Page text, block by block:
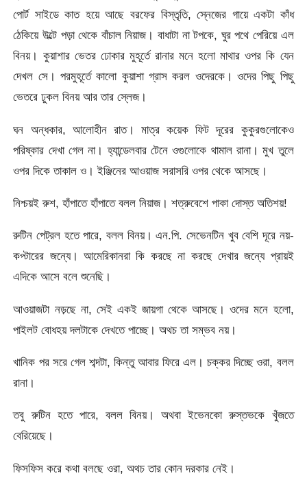
পোর্ট সাইডে কাত হয়ে আছে বরফের বিস্তৃতি, স্নেজের গায়ে একটা কাঁধ
ঠেকিয়ে উল্টে পড়া থেকে বাঁচাল নিয়াজ। বাধাটা না টপকে, ঘুর পথে পেরিয়ে এল
বিনয়। কুয়াশার ভেতর ঢোকার মুহূর্তে রানার মনে হলো মাথার ওপর কি যেন
দেখল সে। পরমুহূর্তে কালো কুয়াশা গ্রাস করল ওদেরকে। ওদের পিছু পিছু
ভেতরে ঢুকল বিনয় আর তার স্লেজ।
ঘন অন্ধকার, আলোহীন রাত। মাত্র কয়েক ফিট দূরের কুকুরগুলোকেও
পরিষ্কার দেখা গেল না। হ্যান্ডেলবার টেনে ওগুলোকে থামাল রানা। মুখ তুলে
ওপর দিকে তাকাল ও। ইঞ্জিনের আওয়াজ সরাসরি ওপর থেকে আসছে।
নিশ্চয়ই রুশ, হাঁপাতে হাঁপাতে বলল নিয়াজ। শত্রুবেশে পাকা দোস্ত অতিশয়!
রুটিন পেট্রল হতে পারে, বলল বিনয়। এন.পি. সেভেনটিন খুব বেশি দূরে নয়-
কপ্টারের জন্যে। আমেরিকানরা কি করছে না করছে দেখার জন্যে প্রায়ই
এদিকে আসে বলে শুনেছি।
আওয়াজটা নড়ছে না, সেই একই জায়গা থেকে আসছে। ওদের মনে হলো,
পাইলট বোধহয় দলটাকে দেখতে পাচ্ছে। অথচ তা সম্ভব নয়।
খানিক পর সরে গেল শব্দটা, কিন্তু আবার ফিরে এল। চক্কর দিচ্ছে ওরা, বলল
রানা।
তবু রুটিন হতে পারে, বলল বিনয়। অথবা ইভেনকো রুস্তভকে খুঁজতে
বেরিয়েছে।
ফিসফিস করে কথা বলছে ওরা, অথচ তার কোন দরকার নেই।